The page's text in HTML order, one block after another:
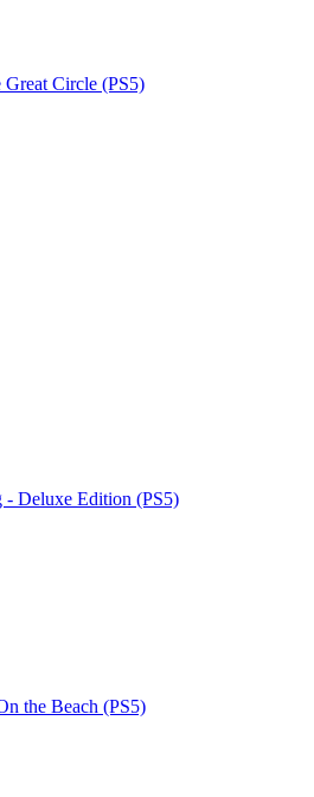
Great Circle (PS5)
Deluxe Edition (PS5)
the Beach (PS5)